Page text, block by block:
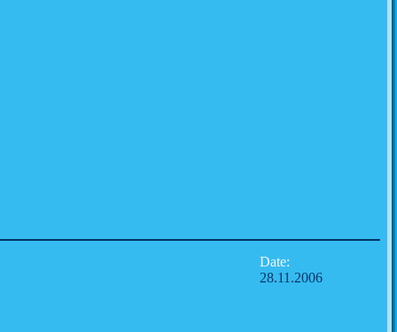
Date:
28.11.2006